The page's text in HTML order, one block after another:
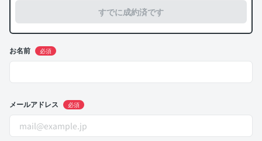
すでに成約済です
お名前 必須
メールアドレス 必須